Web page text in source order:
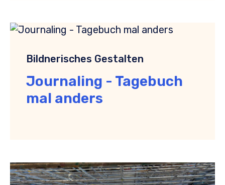
Bildnerisches Gestalten
Journaling - Tagebuch
mal anders